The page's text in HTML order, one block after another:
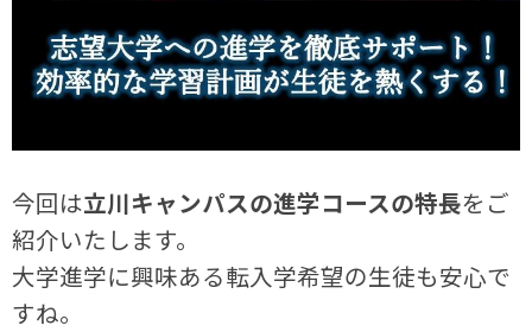
今回は立川キャンパスの進学コースの特長をご
紹介いたします。
大学進学に興味ある転入学希望の生徒も安心で
すね。